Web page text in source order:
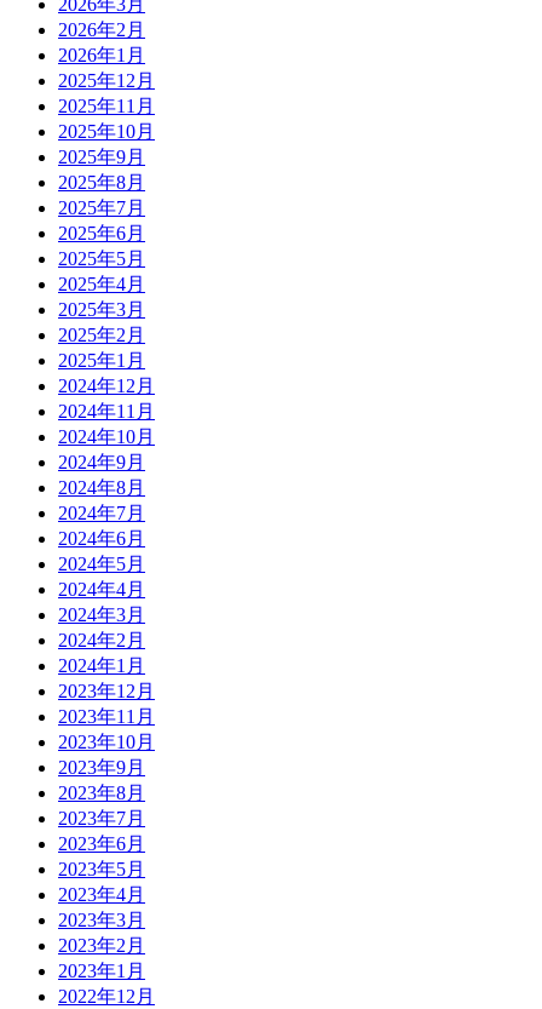
2026年2月
2026年1月
2025年12月
2025年11月
2025年10月
2025年9月
2025年8月
2025年7月
2025年6月
2025年5月
2025年4月
2025年3月
2025年2月
2025年1月
2024年12月
2024年11月
2024年10月
2024年9月
2024年8月
2024年7月
2024年6月
2024年5月
2024年4月
2024年3月
2024年2月
2024年1月
2023年12月
2023年11月
2023年10月
2023年9月
2023年8月
2023年7月
2023年6月
2023年5月
2023年4月
2023年3月
2023年2月
2023年1月
2022年12月